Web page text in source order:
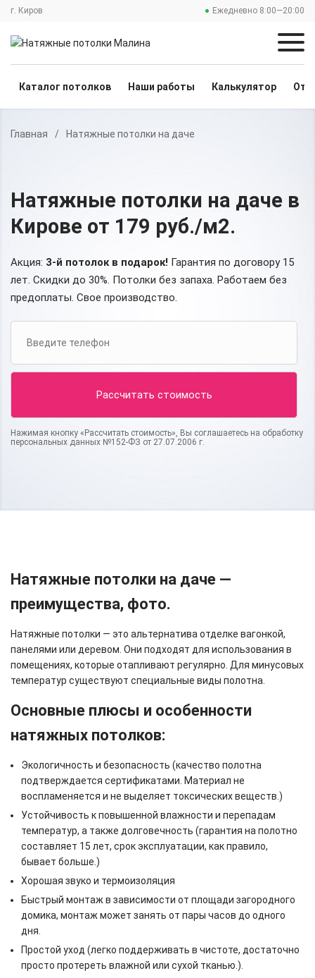
г. Киров Ежедневно 8:00—20:00
Каталог потолков Наши работы Калькулятор
Главная / Натяжные потолки на даче
Натяжные потолки на даче в
Кирове от 179 руб./м2.
Акция: 3-й потолок в подарок! Гарантия по договору 15
лет. Скидки до 30%. Потолки без запаха. Работаем без
предоплаты. Свое производство.
Нажимая кнопку «Рассчитать стоимость», Вы соглашаетесь на обработку
персональных данных №152-ФЗ от 27.07.2006 г.
Натяжные потолки на даче —
преимущества, фото.
Натяжные потолки — это альтернатива отделке вагонкой,
панелями или деревом. Они подходят для использования в
помещениях, которые отапливают регулярно. Для минусовых
температур существуют специальные виды полотна.
Основные плюсы и особенности
натяжных потолков:
Экологичность и безопасность (качество полотна
подтверждается сертификатами. Материал не
воспламеняется и не выделяет токсических веществ.)
Устойчивость к повышенной влажности и перепадам
температур, а также долговечность (гарантия на полотно
составляет 15 лет, срок эксплуатации, как правило,
бывает больше.)
Хорошая звуко и термоизоляция
Быстрый монтаж в зависимости от площади загородного
домика, монтаж может занять от пары часов до одного
дня.
Простой уход (легко поддерживать в чистоте, достаточно
просто протереть влажной или сухой тканью.).